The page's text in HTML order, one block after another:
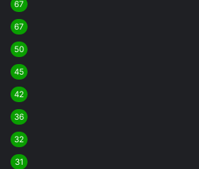
67
67
50
45
42
36
32
31